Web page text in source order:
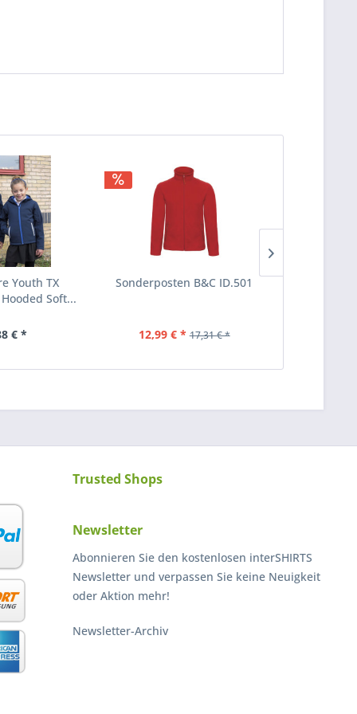
Youth TX
Soft...
€ *
Sonderposten B&C ID.501
12,99 € * 17,31 € *
Trusted Shops
Newsletter
Abonnieren Sie den kostenlosen interSHIRTS
Newsletter und verpassen Sie keine Neuigkeit
oder Aktion mehr!
Newsletter-Archiv